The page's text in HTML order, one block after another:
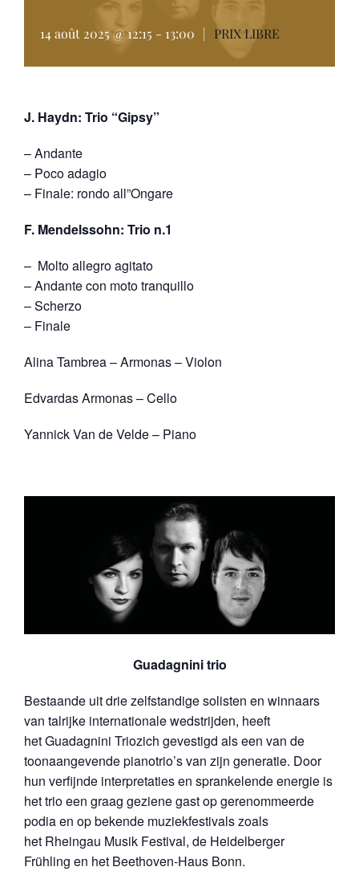
14 août 2025 @ 12:15 - 13:00 | PRIX LIBRE
J. Haydn: Trio “Gipsy”
– Andante
– Poco adagio
– Finale: rondo all”Ongare
F. Mendelssohn: Trio n.1
– Molto allegro agitato
– Andante con moto tranquillo
– Scherzo
– Finale
Alina Tambrea – Armonas – Violon
Edvardas Armonas – Cello
Yannick Van de Velde – Piano
Guadagnini trio
Bestaande uit drie zelfstandige solisten en winnaars
van talrijke internationale wedstrijden, heeft
het Guadagnini Triozich gevestigd als een van de
toonaangevende pianotrio’s van zijn generatie. Door
hun verfijnde interpretaties en sprankelende energie is
het trio een graag geziene gast op gerenommeerde
podia en op bekende muziekfestivals zoals
het Rheingau Musik Festival, de Heidelberger
Frühling en het Beethoven-Haus Bonn.